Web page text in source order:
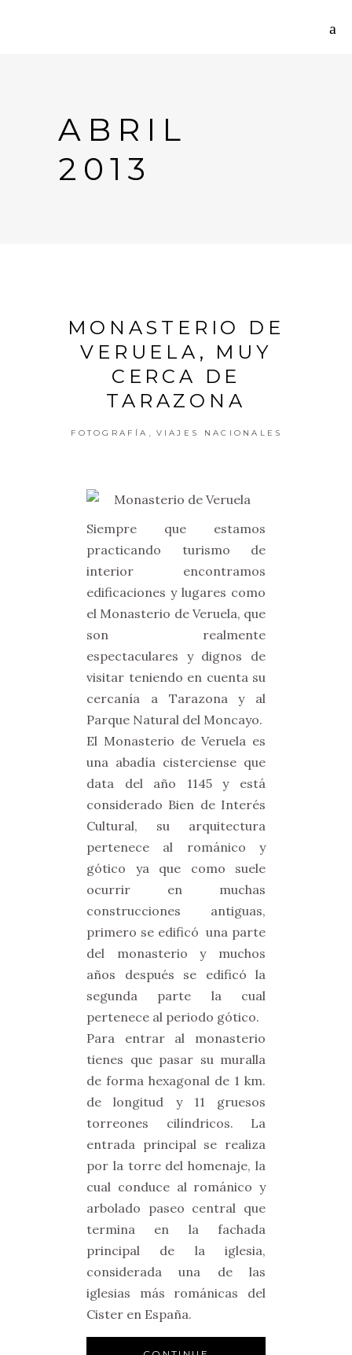
ABRIL
2013
MONASTERIO DE
VERUELA, MUY
CERCA DE
TARAZONA
FOTOGRAFÍA VIAJES NACIONALES
Siempre que estamos
practicando turismo de
interior encontramos
edificaciones y lugares como
el Monasterio de Veruela, que
son realmente
espectaculares y dignos de
visitar teniendo en cuenta su
cercanía a Tarazona y al
Parque Natural del Moncayo.
El Monasterio de Veruela es
una abadía cisterciense que
data del año 1145 y está
considerado Bien de Interés
Cultural, su arquitectura
pertenece al románico y
gótico ya que como suele
ocurrir en muchas
construcciones antiguas,
primero se edificó una parte
del monasterio y muchos
años después se edificó la
segunda parte la cual
pertenece al periodo gótico.
Para entrar al monasterio
tienes que pasar su muralla
de forma hexagonal de 1 km.
de longitud y 11 gruesos
torreones cilíndricos. La
entrada principal se realiza
por la torre del homenaje, la
cual conduce al románico y
arbolado paseo central que
termina en la fachada
principal de la iglesia,
considerada una de las
iglesias más románicas del
Cister en España.